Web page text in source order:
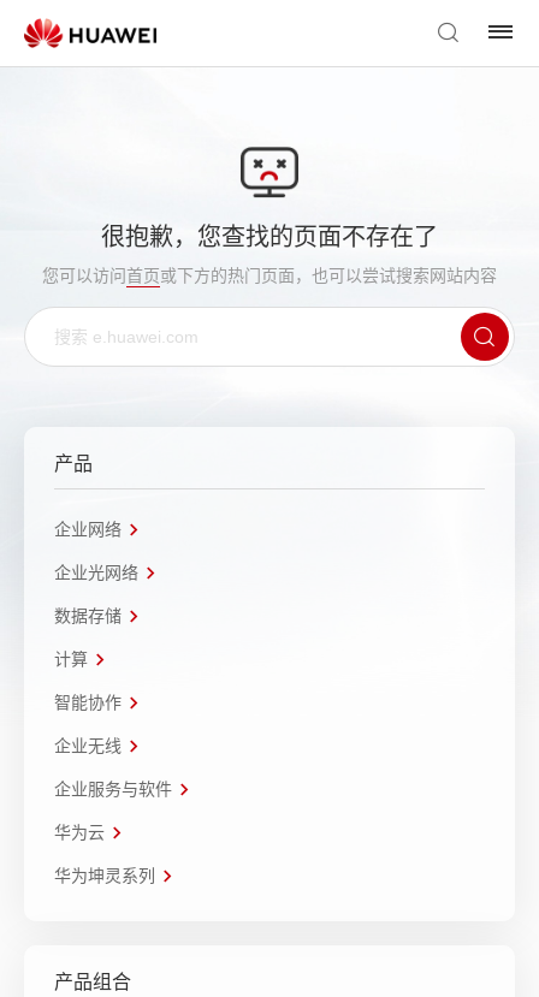
很抱歉，您查找的页面不存在了
您可以访问首页或下方的热门页面，也可以尝试搜索网站内容
产品
企业网络
企业光网络
数据存储
计算
智能协作
企业无线
企业服务与软件
华为云
华为坤灵系列
产品组合